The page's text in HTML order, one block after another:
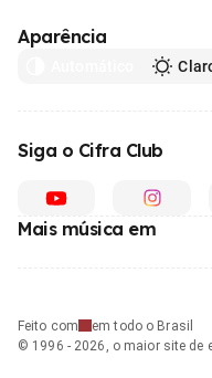
Aparência
Siga o Cifra Club
Mais música em
Feito com
em todo o Brasil
© 1996 - 2026, o maior site de